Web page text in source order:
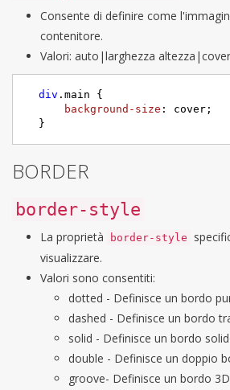
Consente di definire come
contenitore.
Valori: auto|larghezza
div .main {
background-size : cover;
}
BORDER
border-style
La proprietà border-style
visualizzare.
Valori sono consentiti:
dotted - Definisce un bordo
dashed - Definisce un bordo
solid - Definisce un bordo
double - Definisce un doppio
groove- Definisce un bordo